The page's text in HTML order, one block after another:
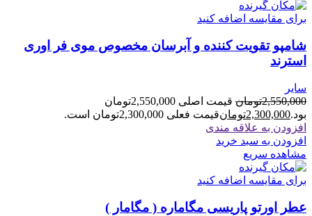
برای مقایسه اضافه کنید
شامپو تقویت کننده و آبرسان مخصوص موی فر اوری
استرند
سایر
2,550,000تومان
قیمت اصلی 2,550,000تومان
بود.2,300,000تومانقیمت فعلی 2,300,000تومان است.
افزودن به علاقه مندی
افزودن به سبد خرید
مشاهده سریع
برای مقایسه اضافه کنید
عطر اورتو پاریسی مگاماره ( مگامار )